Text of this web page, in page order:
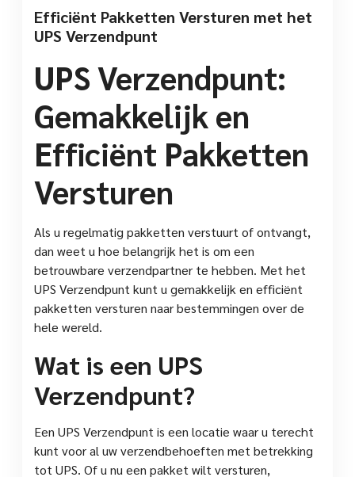
Efficiënt Pakketten Versturen met het
UPS Verzendpunt
UPS Verzendpunt:
Gemakkelijk en
Efficiënt Pakketten
Versturen
Als u regelmatig pakketten verstuurt of ontvangt,
dan weet u hoe belangrijk het is om een
betrouwbare verzendpartner te hebben. Met het
UPS Verzendpunt kunt u gemakkelijk en efficiënt
pakketten versturen naar bestemmingen over de
hele wereld.
Wat is een UPS
Verzendpunt?
Een UPS Verzendpunt is een locatie waar u terecht
kunt voor al uw verzendbehoeften met betrekking
tot UPS. Of u nu een pakket wilt versturen,